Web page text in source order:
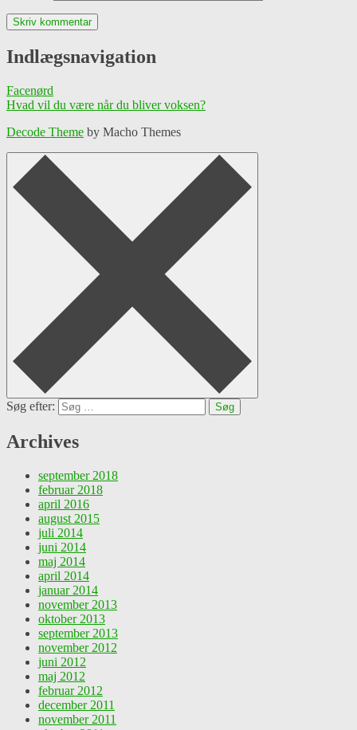
Indlægsnavigation
Facenørd
Hvad vil du være når du bliver voksen?
Decode Theme by Macho Themes
Søg efter:
Archives
september 2018
februar 2018
april 2016
august 2015
juli 2014
juni 2014
maj 2014
april 2014
januar 2014
november 2013
oktober 2013
september 2013
november 2012
juni 2012
maj 2012
februar 2012
december 2011
november 2011